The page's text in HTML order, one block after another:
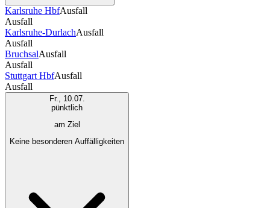
Karlsruhe HbfAusfall
Ausfall
Karlsruhe-DurlachAusfall
Ausfall
BruchsalAusfall
Ausfall
Stuttgart HbfAusfall
Ausfall
Fr., 10.07.
pünktlich
am Ziel
Keine besonderen Auffälligkeiten